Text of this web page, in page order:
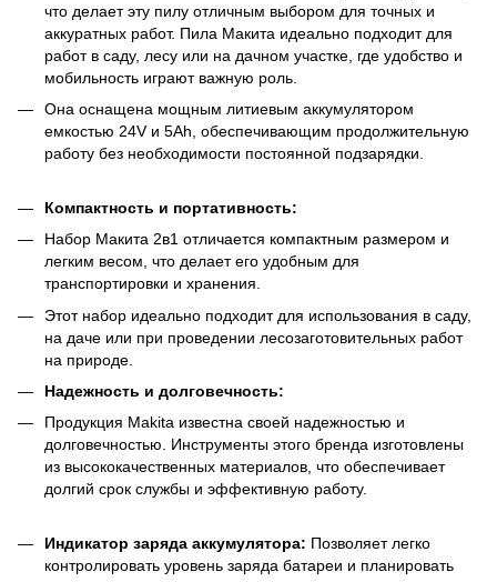
что делает эту пилу отличным выбором для точных и
аккуратных работ. Пила Макита идеально подходит для
работ в саду, лесу или на дачном участке, где удобство и
мобильность играют важную роль.
Она оснащена мощным литиевым аккумулятором
емкостью 24V и 5Ah, обеспечивающим продолжительную
работу без необходимости постоянной подзарядки.
Компактность и портативность:
Набор Макита 2в1 отличается компактным размером и
легким весом, что делает его удобным для
транспортировки и хранения.
Этот набор идеально подходит для использования в саду,
на даче или при проведении лесозаготовительных работ
на природе.
Надежность и долговечность:
Продукция Makita известна своей надежностью и
долговечностью. Инструменты этого бренда изготовлены
из высококачественных материалов, что обеспечивает
долгий срок службы и эффективную работу.
Индикатор заряда аккумулятора: Позволяет легко
контролировать уровень заряда батареи и планировать